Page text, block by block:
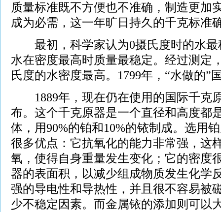
质量标准既不方便也不准确，制造更加
成为必需，这一年旷日持久的千克标准
最初，科学家认为0摄氏度时的水最
水在密度最高时质量最稳定。经过测定
氏度的水密度最高。1799年，“水做的”
1889年，现在仍在使用的国际千克
布。这个千克原器是一个直径和高度都
体，用90%的铂和10%的铱制成。选用
很多优点：它抗氧化的能力非常强，这
氧，使得自身重量发生变化；它的密度
器的表面积，以减少组成物质发生化学
强的导电性和导热性，并且很不容易被
少不稳定因素。而金属铱的添加则可以